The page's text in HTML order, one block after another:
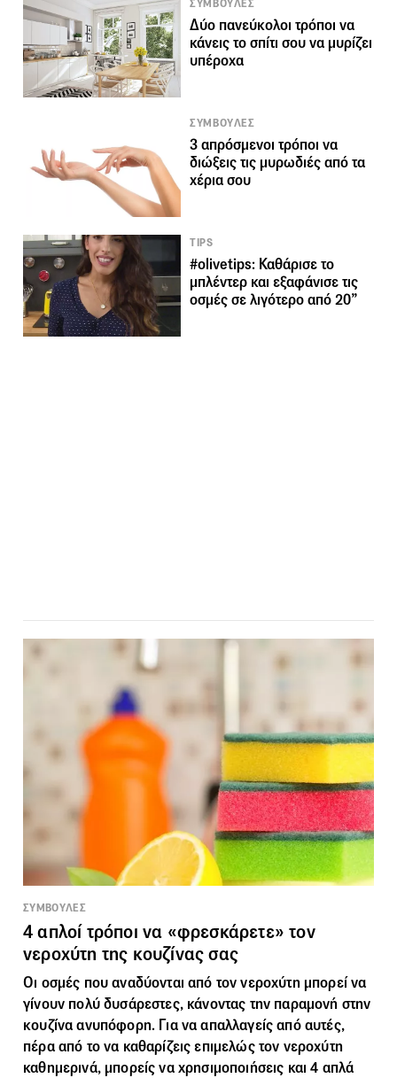
ΣΥΜΒΟΥΛΕΣ
Δύο πανεύκολοι τρόποι να
κάνεις το σπίτι σου να μυρίζει
υπέροχα
ΣΥΜΒΟΥΛΕΣ
3 απρόσμενοι τρόποι να
διώξεις τις μυρωδιές από τα
χέρια σου
TIPS
#olivetips: Καθάρισε το
μπλέντερ και εξαφάνισε τις
οσμές σε λιγότερο από 20”
ΣΥΜΒΟΥΛΕΣ
4 απλοί τρόποι να «φρεσκάρετε» τον
νεροχύτη της κουζίνας σας
Οι οσμές που αναδύονται από τον νεροχύτη μπορεί να
γίνουν πολύ δυσάρεστες, κάνοντας την παραμονή στην
κουζίνα ανυπόφορη. Για να απαλλαγείς από αυτές,
πέρα από το να καθαρίζεις επιμελώς τον νεροχύτη
καθημερινά, μπορείς να χρησιμοποιήσεις και 4 απλά